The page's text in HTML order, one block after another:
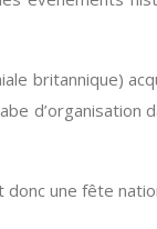
britannique)
une fête